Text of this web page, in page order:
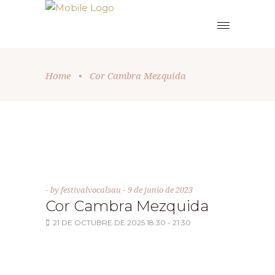
Home • Cor Cambra Mezquida
byfestivalvocalsau 9 de junio de 2023
Cor Cambra Mezquida
21 DE OCTUBRE DE 2025 18:30 - 21:30